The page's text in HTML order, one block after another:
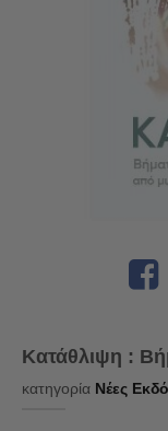
Κατάθλιψη :
κατηγορία Νέες